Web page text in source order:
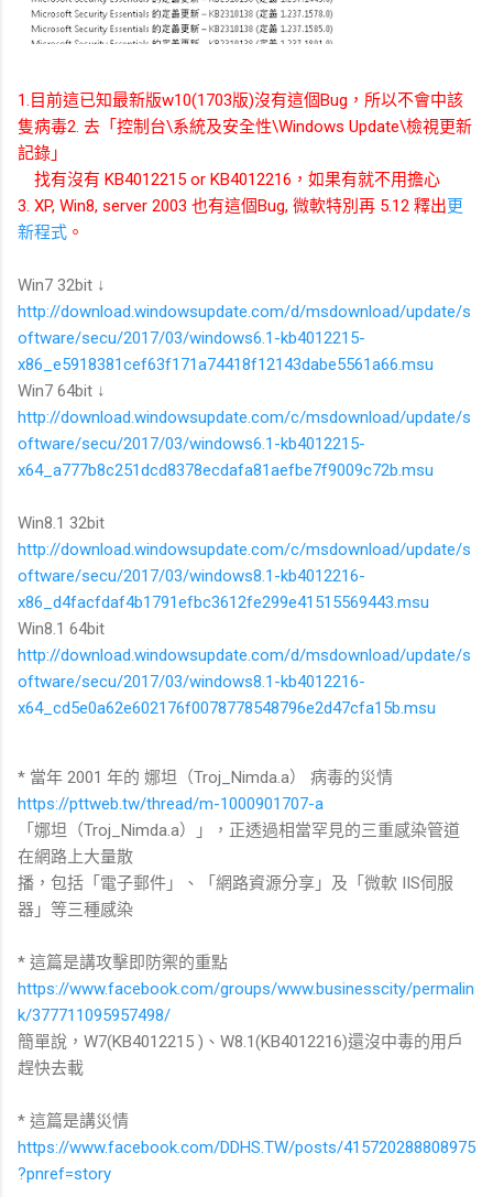
1.目前這已知最新版w10(1703版)沒有這個Bug，所以不會中該
隻病毒2. 去「控制台\系統及安全性\Windows Update\檢視更新
記錄」
找有沒有 KB4012215 or KB4012216，如果有就不用擔心
3. XP, Win8, server 2003 也有這個Bug, 微軟特別再 5.12 釋出更
新程式 。
Win7 32bit ↓
http://download.windowsupdate.com/d/msdownload/update/s
oftware/secu/2017/03/windows6.1-kb4012215-
x86_e5918381cef63f171a74418f12143dabe5561a66.msu
Win7 64bit ↓
http://download.windowsupdate.com/c/msdownload/update/s
oftware/secu/2017/03/windows6.1-kb4012215-
x64_a777b8c251dcd8378ecdafa81aefbe7f9009c72b.msu
Win8.1 32bit
http://download.windowsupdate.com/c/msdownload/update/s
oftware/secu/2017/03/windows8.1-kb4012216-
x86_d4facfdaf4b1791efbc3612fe299e41515569443.msu
Win8.1 64bit
http://download.windowsupdate.com/d/msdownload/update/s
oftware/secu/2017/03/windows8.1-kb4012216-
x64_cd5e0a62e602176f0078778548796e2d47cfa15b.msu
* 當年 2001 年的 娜坦（Troj_Nimda.a） 病毒的災情
https://pttweb.tw/thread/m-1000901707-a
「娜坦（Troj_Nimda.a）」，正透過相當罕見的三重感染管道
在網路上大量散
播，包括「電子郵件」、「網路資源分享」及「微軟 IIS伺服
器」等三種感染
* 這篇是講攻擊即防禦的重點
https://www.facebook.com/groups/www.businesscity/permalin
k/377711095957498/
簡單說，W7(KB4012215 )、W8.1(KB4012216)還沒中毒的用戶
趕快去載
* 這篇是講災情
https://www.facebook.com/DDHS.TW/posts/415720288808975
?pnref=story